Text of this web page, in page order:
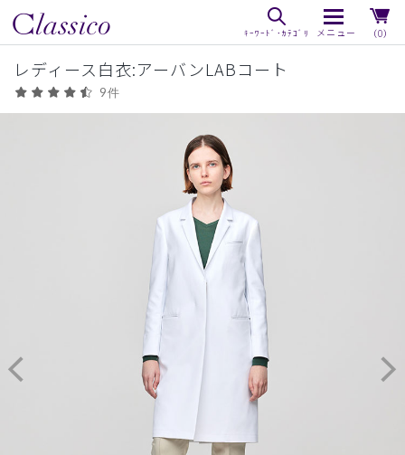
（0）
レディース白衣:アーバンLABコート
9件